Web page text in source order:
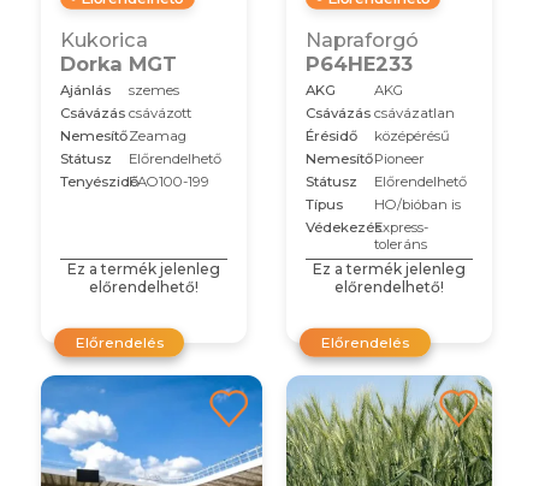
Kukorica
Dorka MGT
Ajánlás
szemes
Csávázás csávázott
NemesítőZeamag
Státusz
Előrendelhető
TenyészidőFAO100-199
Ez a termék jelenleg
előrendelhető!
Előrendelés
Napraforgó
P64HE233
AKG
AKG
Csávázás csávázatlan
Érésidő
középérésű
NemesítőPioneer
Státusz
Előrendelhető
Típus
HO/bióban is
VédekezésExpress-
toleráns
Ez a termék jelenleg
előrendelhető!
Előrendelés